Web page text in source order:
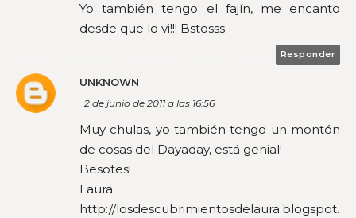
Yo también tengo el fajín, me encanto
desde que lo vi!!! Bstosss
Responder
UNKNOWN
2 de junio de 2011 a las 16:56
Muy chulas, yo también tengo un montón
de cosas del Dayaday, está genial!
Besotes!
Laura
http://losdescubrimientosdelaura.blogspot.